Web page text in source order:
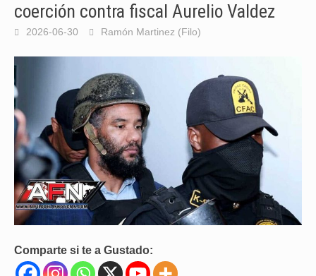
coerción contra fiscal Aurelio Valdez
2026-06-30 Ramón Martinez (Filo)
Comparte si te a Gustado: